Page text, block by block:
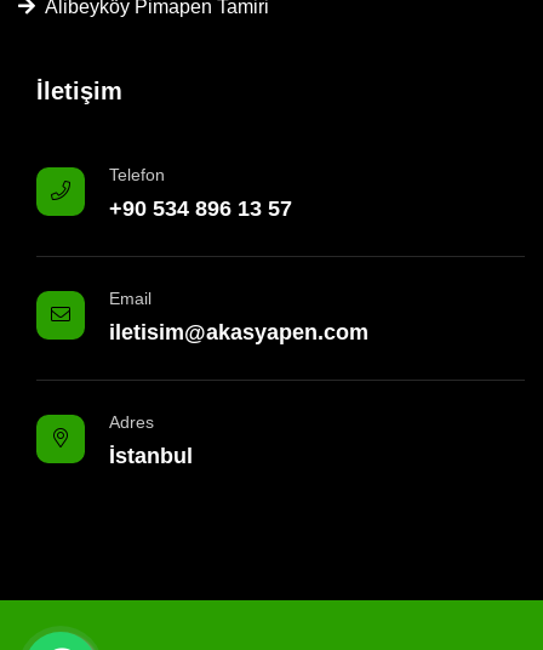
Alibeyköy Pimapen Tamiri
İletişim
Telefon
+90 534 896 13 57
Email
iletisim@akasyapen.com
Adres
İstanbul